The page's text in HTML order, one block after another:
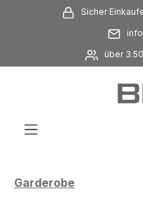
Zum HauptinhaltSicher
über
Garderobe